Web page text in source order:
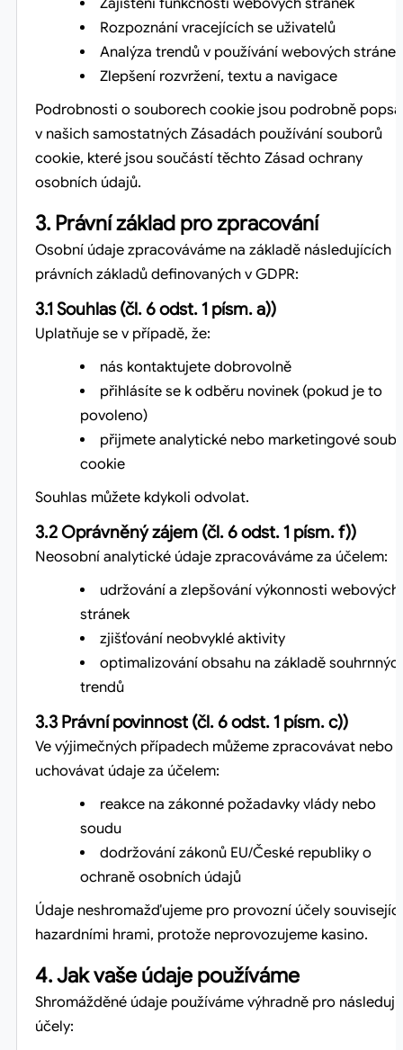
Zajištění funkčnosti webových stránek
Rozpoznání vracejících se uživatelů
Analýza trendů v používání webových stránek
Zlepšení rozvržení, textu a navigace
Podrobnosti o souborech cookie jsou podrobně
v našich samostatných Zásadách používání souborů
cookie, které jsou součástí těchto Zásad ochrany
osobních údajů.
3. Právní základ pro zpracování
Osobní údaje zpracováváme na základě následujících
právních základů definovaných v GDPR:
3.1 Souhlas (čl. 6 odst. 1 písm. a))
Uplatňuje se v případě, že:
nás kontaktujete dobrovolně
přihlásíte se k odběru novinek (pokud je to
povoleno)
přijmete analytické nebo marketingové
cookie
Souhlas můžete kdykoli odvolat.
3.2 Oprávněný zájem (čl. 6 odst. 1 písm. f))
Neosobní analytické údaje zpracováváme za účelem:
udržování a zlepšování výkonnosti webových
stránek
zjišťování neobvyklé aktivity
optimalizování obsahu na základě
trendů
3.3 Právní povinnost (čl. 6 odst. 1 písm. c))
Ve výjimečných případech můžeme zpracovávat nebo
uchovávat údaje za účelem:
reakce na zákonné požadavky vlády nebo
soudu
dodržování zákonů EU/České republiky o
ochraně osobních údajů
Údaje neshromažďujeme pro provozní účely
hazardními hrami, protože neprovozujeme kasino.
4. Jak vaše údaje používáme
Shromážděné údaje používáme výhradně pro
účely: